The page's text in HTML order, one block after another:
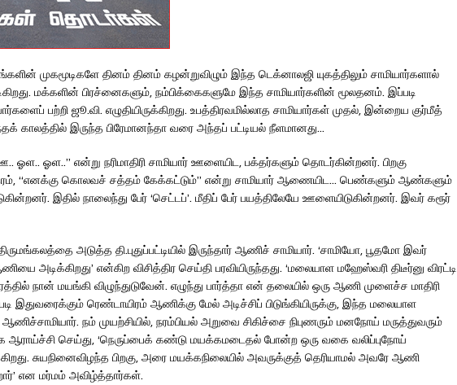
முகமூடிகளே தினம் தினம் கழன்றுவிழும் இந்த டெக்னாலஜி யுகத்திலும் சாமியார்களால்
மக்களின் பிரச்னைகளும், நம்பிக்கைகளுமே இந்த சாமியார்களின் மூலதனம். இப்படி
பற்றி ஜூ.வி. எழுதியிருக்கிறது. உபத்திரவமில்லாத சாமியார்கள் முதல், இன்றைய குர்மீத்
காலத்தில் இருந்த பிரேமானந்தா வரை அந்தப் பட்டியல் நீளமானது…
ஓள.. ஓள..’’ என்று நரிமாதிரி சாமியார் ஊளையிட, பக்தர்களும் தொடர்கின்றனர். பிறகு
‘‘எனக்கு கொலவச் சத்தம் கேக்கட்டும்’’ என்று சாமியார் ஆணையிட… பெண்களும் ஆண்களும்
இதில் நாலைந்து பேர் ‘செட்டப்’. மீதிப் பேர் பயத்திலேயே ஊளையிடுகின்றனர். இவர் கரூர்
அடுத்த தி.புதுப்பட்டியில் இருந்தார் ஆணிச் சாமியார். ‘சாமியோ, பூதமோ இவர்
அடிக்கிறது’ என்கிற விசித்திர செய்தி பரவியிருந்தது. ‘மலையாள மஹேஸ்வரி திடீர்னு விரட்டி
நான் மயங்கி விழுந்துடுவேன். எழுந்து பார்த்தா என் தலையில் ஒரு ஆணி முளைச்ச மாதிரி
இதுவரைக்கும் ரெண்டாயிரம் ஆணிக்கு மேல் அடிச்சிப் பிடுங்கியிருக்கு, இந்த மலையாள
நம் முயற்சியில், நரம்பியல் அறுவை சிகிச்சை நிபுணரும் மனநோய் மருத்துவரும்
ஆராய்ச்சி செய்து, ‘நெருப்பைக் கண்டு மயக்கமடைதல் போன்ற ஒரு வகை வலிப்புநோய்
சுயநினைவிழந்த பிறகு, அரை மயக்கநிலையில் அவருக்குத் தெரியாமல் அவரே ஆணி
என மர்மம் அவிழ்த்தார்கள்.